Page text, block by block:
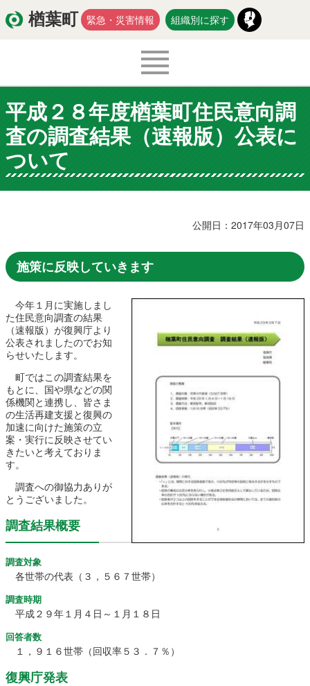
楢葉町 緊急・災害情報 組織別に探す
くらし・環境 出産・子育て
医療・健康・福祉
農林水産業
楢葉町について
町役場・施設
復興・計画 ふるさと納税
予算・決算 人事・採用 楢葉町議会
教育委員会
イベント 観光ならは
平成２８年度楢葉町住民意向調
査の調査結果（速報版）公表に
ついて
公開日：2017年03月07日
施策に反映していきます
今年１月に実施しまし
た住民意向調査の結果
（速報版）が復興庁より
公表されましたのでお知
らせいたします。
町ではこの調査結果を
もとに、国や県などの関
係機関と連携し、皆さま
の生活再建支援と復興の
加速に向けた施策の立
案・実行に反映させてい
きたいと考えておりま
す。
調査への御協力ありが
とうございました。
調査結果概要
調査対象
各世帯の代表（３，５６７世帯）
調査時期
平成２９年１月４日～１月１８日
回答者数
１，９１６世帯（回収率５３．７％）
復興庁発表